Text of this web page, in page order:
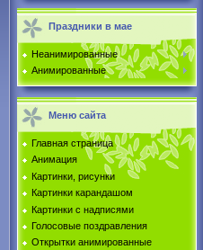
Праздники в мае
Неанимированные
Анимированные
Меню сайта
Главная страница
Анимация
Картинки, рисунки
Картинки карандашом
Картинки с надписями
Голосовые поздравления
Открытки анимированные